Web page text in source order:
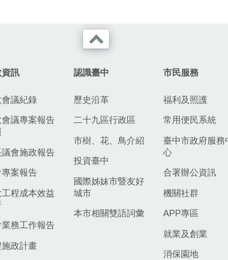
訊
議紀錄
議專案報告
會施政報告
案報告
程成本效益
務工作報告
政計畫
認識臺中
歷史沿革
二十九區行政區
市樹、花、鳥介紹
投資臺中
國際姊妹市暨友好
城市
本市相關雙語詞彙
市民服務
福利及照護
常用便民系統
臺中市政府服務
心
合署辦公資訊
機關社群
APP專區
就業及創業
消保園地